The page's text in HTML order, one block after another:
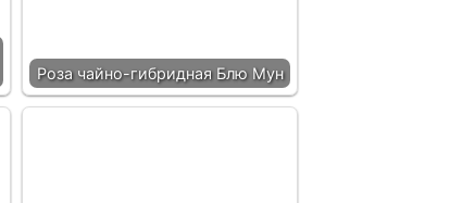
Роза чайно-гибридная Блю Мун